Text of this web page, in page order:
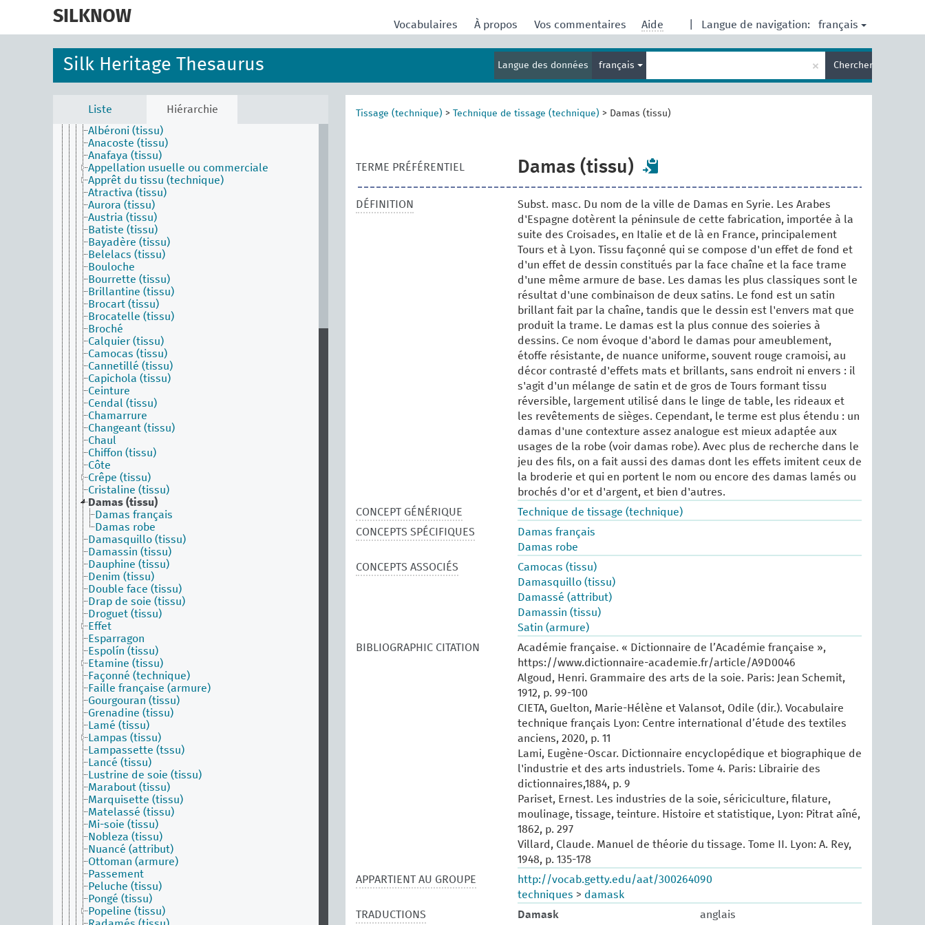
SILKNOW Langue de navigation: français
Vocabulaires À propos Vos commentaires Aide
Silk Heritage Thesaurus Langue des données français
terme
de
recherche
× Chercher
Liste Hiérarchie
Piñuela
Sériciculture
textiles
Tissage (technique)
Broderie (technique)
Dentelle (technique)
Tapisserie (activité)
Albéroni (tissu)
Anacoste (tissu)
Anafaya (tissu)
Appellation usuelle ou commerciale
Apprêt du tissu (technique)
Atractiva (tissu)
Aurora (tissu)
Austria (tissu)
Batiste (tissu)
Bayadère (tissu)
Belelacs (tissu)
Bouloche
Bourrette (tissu)
Brillantine (tissu)
Brocart (tissu)
Brocatelle (tissu)
Broché
Calquier (tissu)
Camocas (tissu)
Cannetillé (tissu)
Capichola (tissu)
Ceinture
Cendal (tissu)
Chamarrure
Changeant (tissu)
Chaul
Chiffon (tissu)
Côte
Crêpe (tissu)
Cristaline (tissu)
Damas (tissu)
Damas français
Damas robe
Damasquillo (tissu)
Damassin (tissu)
Dauphine (tissu)
Denim (tissu)
Double face (tissu)
Drap de soie (tissu)
Droguet (tissu)
Effet
Esparragon
Espolín (tissu)
Etamine (tissu)
Façonné (technique)
Faille française (armure)
Gourgouran (tissu)
Grenadine (tissu)
Lamé (tissu)
Lampas (tissu)
Lampassette (tssu)
Lancé (tissu)
Lustrine de soie (tissu)
Marabout (tissu)
Marquisette (tissu)
Matelassé (tissu)
Mi-soie (tissu)
Nobleza (tissu)
Nuancé (attribut)
Ottoman (armure)
Passement
Peluche (tissu)
Pongé (tissu)
Popeline (tissu)
Tissage (technique) > Technique de tissage (technique) > Damas (tissu)
TERME PRÉFÉRENTIEL Damas (tissu)
DÉFINITION
Subst. masc. Du nom de la ville de Damas en Syrie. Les Arabes
d'Espagne dotèrent la péninsule de cette fabrication, importée à la
suite des Croisades, en Italie et de là en France, principalement
Tours et à Lyon. Tissu façonné qui se compose d'un effet de fond et
d'un effet de dessin constitués par la face chaîne et la face trame
d'une même armure de base. Les damas les plus classiques sont le
résultat d'une combinaison de deux satins. Le fond est un satin
brillant fait par la chaîne, tandis que le dessin est l'envers mat que
produit la trame. Le damas est la plus connue des soieries à
dessins. Ce nom évoque d'abord le damas pour ameublement,
étoffe résistante, de nuance uniforme, souvent rouge cramoisi, au
décor contrasté d'effets mats et brillants, sans endroit ni envers : il
s'agit d'un mélange de satin et de gros de Tours formant tissu
réversible, largement utilisé dans le linge de table, les rideaux et
les revêtements de sièges. Cependant, le terme est plus étendu : un
damas d'une contexture assez analogue est mieux adaptée aux
usages de la robe (voir damas robe). Avec plus de recherche dans le
jeu des fils, on a fait aussi des damas dont les effets imitent ceux de
la broderie et qui en portent le nom ou encore des damas lamés ou
brochés d'or et d'argent, et bien d'autres.
CONCEPT GÉNÉRIQUE
Technique de tissage (technique)
CONCEPTS SPÉCIFIQUES
Damas français
Damas robe
CONCEPTS ASSOCIÉS
Camocas (tissu)
Damasquillo (tissu)
Damassé (attribut)
Damassin (tissu)
Satin (armure)
BIBLIOGRAPHIC CITATION
Académie française. « Dictionnaire de l’Académie française »,
https://www.dictionnaire-academie.fr/article/A9D0046
Algoud, Henri. Grammaire des arts de la soie. Paris: Jean Schemit,
1912, p. 99-100
CIETA, Guelton, Marie-Hélène et Valansot, Odile (dir.). Vocabulaire
technique français Lyon: Centre international d’étude des textiles
anciens, 2020, p. 11
Lami, Eugène-Oscar. Dictionnaire encyclopédique et biographique de
l'industrie et des arts industriels. Tome 4. Paris: Librairie des
dictionnaires,1884, p. 9
Pariset, Ernest. Les industries de la soie, sériciculture, filature,
moulinage, tissage, teinture. Histoire et statistique, Lyon: Pitrat aîné,
1862, p. 297
Villard, Claude. Manuel de théorie du tissage. Tome II. Lyon: A. Rey,
1948, p. 135-178
APPARTIENT AU GROUPE
http://vocab.getty.edu/aat/300264090
techniques > damask
TRADUCTIONS
Damask
anglais